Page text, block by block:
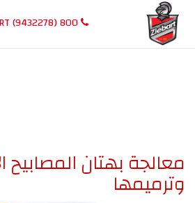
800 ZIEBART (9432278)
معالجة بهتان المصابيح
وترميمها